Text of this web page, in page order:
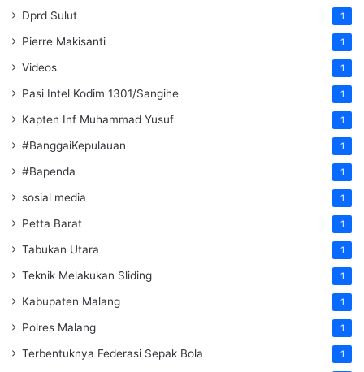
Dprd Sulut 1
Pierre Makisanti 1
Videos 1
Pasi Intel Kodim 1301/Sangihe 1
Kapten Inf Muhammad Yusuf 1
#BanggaiKepulauan 1
#Bapenda 1
sosial media 1
Petta Barat 1
Tabukan Utara 1
Teknik Melakukan Sliding 1
Kabupaten Malang 1
Polres Malang 1
Terbentuknya Federasi Sepak Bola 1